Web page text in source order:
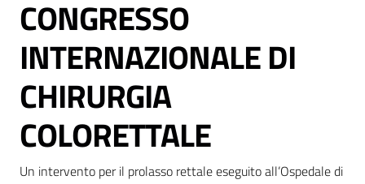
Reparti
Novità
CONGRESSO
INTERNAZIONALE DI
CHIRURGIA
COLORETTALE
Un intervento per il prolasso rettale eseguito all’Ospedale di